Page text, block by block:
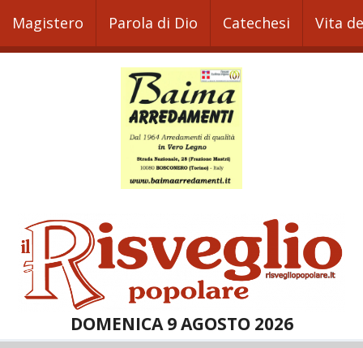
Magistero Parola di Dio Catechesi Vita
DOMENICA 9 AGOSTO 2026